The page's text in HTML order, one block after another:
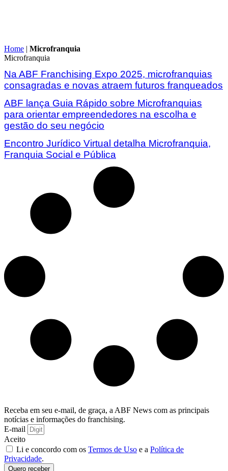
Home | Microfranquia
Microfranquia
Na ABF Franchising Expo 2025, microfranquias
consagradas e novas atraem futuros franqueados
ABF lança Guia Rápido sobre Microfranquias
para orientar empreendedores na escolha e
gestão do seu negócio
Encontro Jurídico Virtual detalha Microfranquia,
Franquia Social e Pública
Receba em seu e-mail, de graça, a ABF News com as principais
notícias e informações do franchising.
E-mail
Aceito
Li e concordo com os Termos de Uso e a Política de
Privacidade.
Quero receber